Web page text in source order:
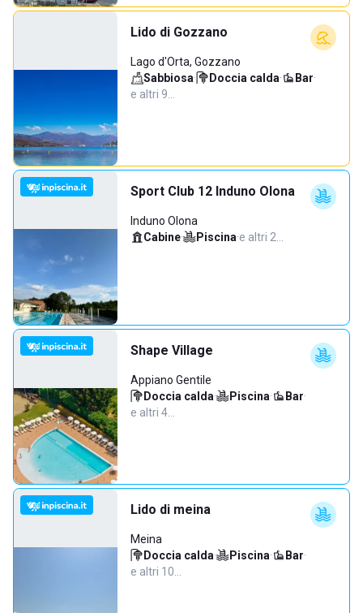
Lido di Gozzano
Lago d'Orta, Gozzano
Sabbiosa· Doccia calda· Bar·
e altri 9…
Sport Club 12 Induno Olona
Induno Olona
Cabine· Piscina·e altri 2…
Shape Village
Appiano Gentile
Doccia calda· Piscina· Bar·
e altri 4…
Lido di meina
Meina
Doccia calda· Piscina· Bar·
e altri 10…